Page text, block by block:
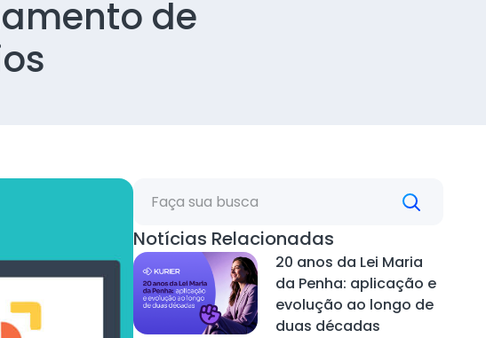
de
Notícias Relacionadas
20 anos da Lei Maria
da Penha: aplicação e
evolução ao longo de
duas décadas